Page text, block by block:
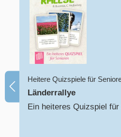
Heitere Quizspiele für
Länderrallye
Ein heiteres Quizspiel